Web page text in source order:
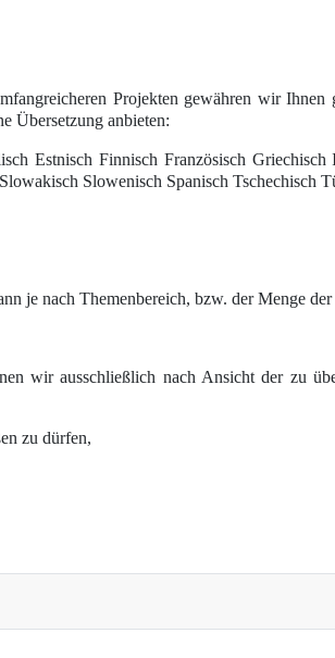
Projekten gewähren wir
Übersetzung anbieten:
Estnisch Finnisch Französisch
Slowenisch Spanisch Tschechisch
je nach Themenbereich, bzw. der Menge
wir ausschließlich nach Ansicht der zu
zu dürfen,